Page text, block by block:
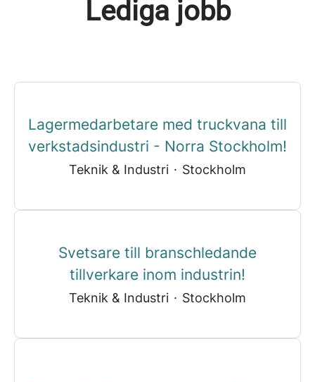
Lediga jobb
Lagermedarbetare med truckvana till
verkstadsindustri - Norra Stockholm!
Teknik & Industri · Stockholm
Svetsare till branschledande
tillverkare inom industrin!
Teknik & Industri · Stockholm